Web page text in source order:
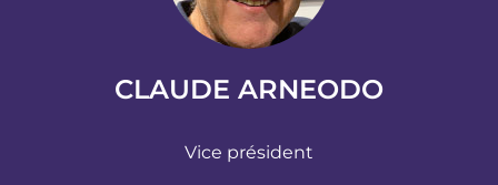
CLAUDE ARNEODO
Vice président